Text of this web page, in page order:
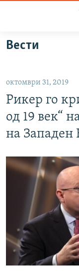
Оди
на
главната
навигација
Премини
на
ВИЗУЕЛНО
ШТО ТРЕБА ДА
ПОДКАСТ
СЛЕДЕТЕ НЕ
РСЕ веб
Вести
октомври 31, 2019
Рикер го
од 19 век“
на Западен